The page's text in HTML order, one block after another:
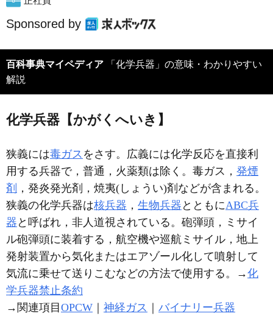
Sponsored by
百科事典マイペディア 「化学兵器」の意味・わかりやすい
解説
化学兵器【かがくへいき】
狭義には毒ガス をさす。広義には化学反応を直接利
用する兵器で，普通，火薬類は除く。毒ガス， 発煙
剤 ，発炎発光剤，焼夷(しょうい)剤などが含まれる。
狭義の化学兵器は核兵器 ， 生物兵器 とともにABC兵
器 と呼ばれ，非人道視されている。砲弾頭，ミサイ
ル砲弾頭に装着する，航空機や巡航ミサイル，地上
発射装置から気化またはエアゾール化して噴射して
気流に乗せて送りこむなどの方法で使用する。→化
学兵器禁止条約
→関連項目OPCW ｜ 神経ガス ｜ バイナリー兵器